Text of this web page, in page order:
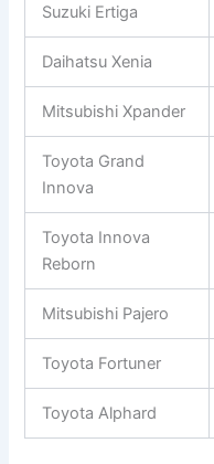
Suzuki Ertiga
Daihatsu Xenia
Mitsubishi Xpander
Toyota Grand
Innova
Toyota Innova
Reborn
Mitsubishi Pajero
Toyota Fortuner
Toyota Alphard